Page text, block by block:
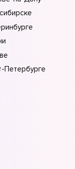
Петербурге